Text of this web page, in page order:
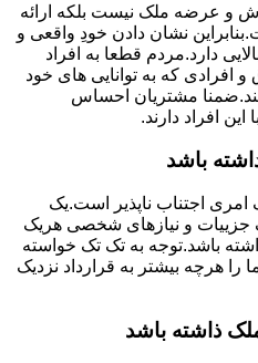
عرضه ملک نیست بلکه ارائه
نشان دادن خودِ واقعی و
دارد.مردم قطعا به افراد
که به توانایی های خود
مشتریان احساس
افراد دارند.
باشد
امری اجتناب ناپذیر است.یک
جزییات و نیازهای شخصی هریک
باشد.توجه به تک تک خواسته
را هرچه بیشتر به قرارداد نزدیک
ذاشته باشد